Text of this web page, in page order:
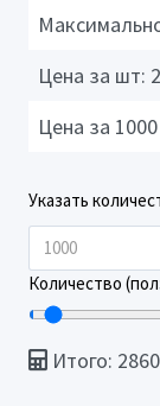
Цена за шт:
Цена за
Указать
Количество
Итого: